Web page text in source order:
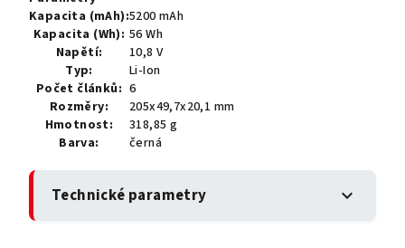
Kapacita (mAh):5200 mAh
Kapacita (Wh): 56 Wh
Napětí:
10,8 V
Typ:
Li-Ion
Počet článků: 6
Rozměry:
205x49,7x20,1 mm
Hmotnost:
318,85 g
Barva:
černá
Technické parametry expand_more